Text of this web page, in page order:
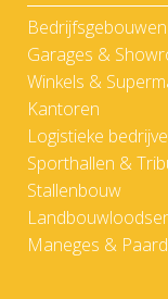
Bedrijfsgebouwen
Garages &
Winkels &
Kantoren
Logistieke
Sporthallen &
Stallenbouw
Maneges &